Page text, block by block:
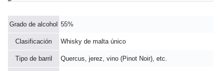
Grado de alcohol 55%
Clasificación Whisky de malta único
Tipo de barril Quercus, jerez, vino (Pinot Noir), etc.